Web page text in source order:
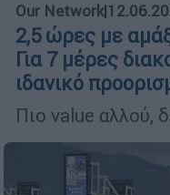
Our Network|
2,5 ώρες με
Για 7 μέρες
ιδανικό
Πιο value αλλού,